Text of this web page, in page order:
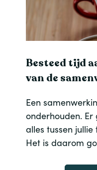
Besteed tijd
van de
Een
onderhouden.
alles tussen
Het is daarom